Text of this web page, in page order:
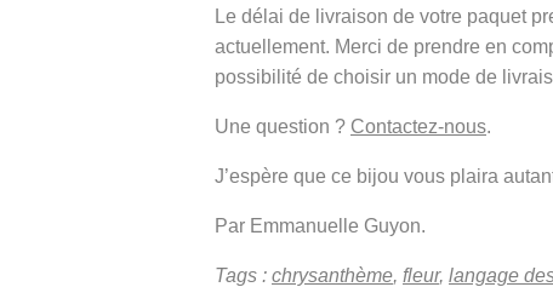
Le délai de livraison de votre paquet
actuellement. Merci de prendre en
possibilité de choisir un mode de
Une question ? Contactez-nous.
J’espère que ce bijou vous plaira
Par Emmanuelle Guyon.
Tags : chrysanthème, fleur, langage